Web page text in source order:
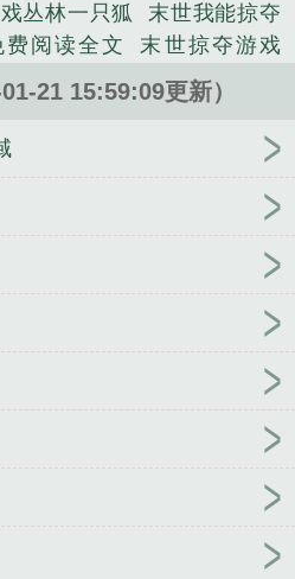
强掠夺者血脉，在末世中逐
末世之巅！【掠夺】：随机
死亡不得超过三十分钟...
丛林一只狐
末世我能掠夺
阅读全文
末世掠夺游戏
费阅读
末世掠夺游戏 丛林
百科 末世掠杀游戏
游戏笔趣阁
末世掠夺者游
末
戏123
末世可以掠夺属性
末世
属性
万人迷反派作死实录
万人迷
玄幻：老婆女帝，
是剑神
救
吃
高手下
长生
我在仙侠世界被祖国
21 15:59:09更新）